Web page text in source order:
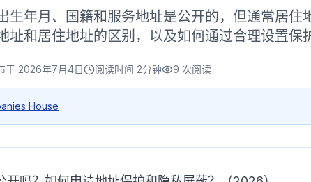
生年月、国籍和服务地址是公开的，但通常居住
址和居住地址的区别，以及如何通过合理设置保
于 2026年7月4日 阅读时间 2分钟 9 次阅读
House